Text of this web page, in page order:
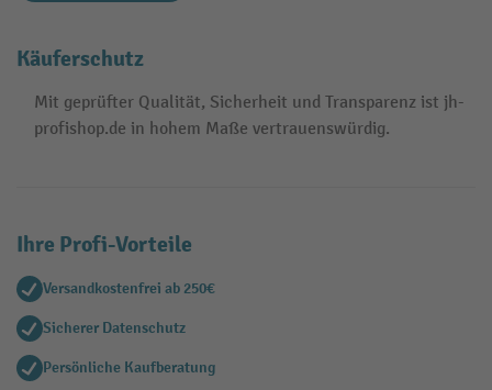
Käuferschutz
Mit geprüfter Qualität, Sicherheit und Transparenz ist jh-
profishop.de in hohem Maße vertrauenswürdig.
Ihre Profi-Vorteile
Versandkostenfrei ab 250€
Sicherer Datenschutz
Persönliche Kaufberatung